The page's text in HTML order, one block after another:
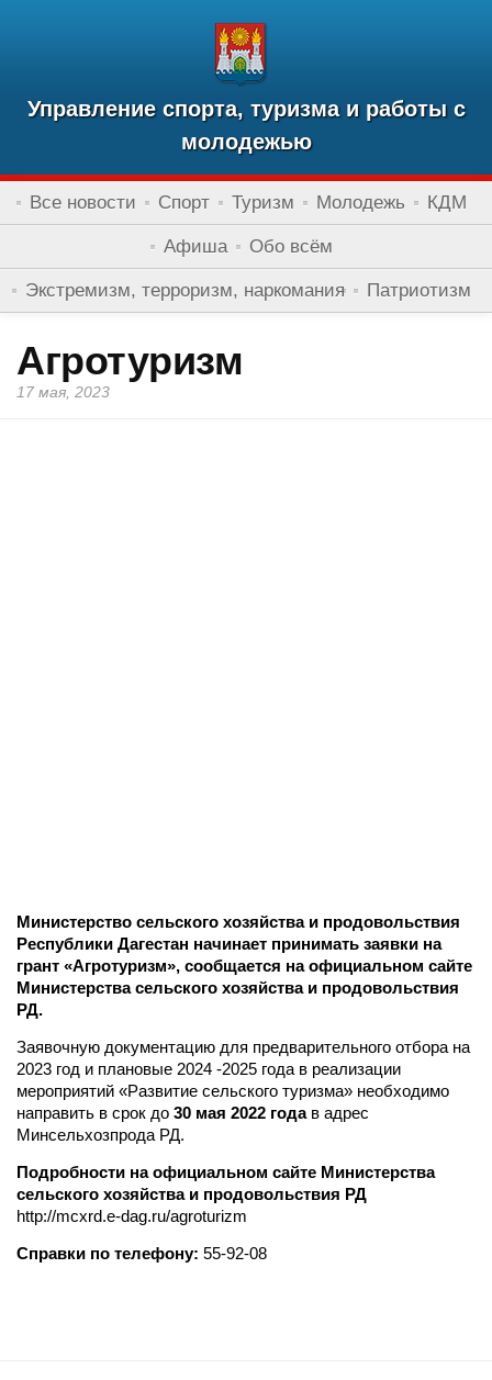
Управление спорта, туризма и работы с
молодежью
Все новости Спорт Туризм Молодежь КДМ
Афиша Обо всём
Экстремизм, терроризм, наркомания Патриотизм
Агротуризм
17 мая, 2023
Министерство сельского хозяйства и продовольствия
Республики Дагестан начинает принимать заявки на
грант «Агротуризм», сообщается на официальном сайте
Министерства сельского хозяйства и продовольствия
РД.
Заявочную документацию для предварительного отбора на
2023 год и плановые 2024 -2025 года в реализации
мероприятий «Развитие сельского туризма» необходимо
направить в срок до 30 мая 2022 годав адрес
Минсельхозпрода РД.
Подробности на официальном сайте Министерства
сельского хозяйства и продовольствия РД
http://mcxrd.e-dag.ru/agroturizm
Справки по телефону: 55-92-08